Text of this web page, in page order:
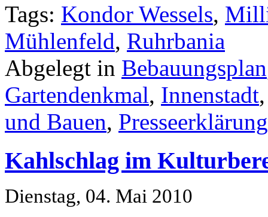
Tags: Kondor Wessels,
Mühlenfeld, Ruhrbania
Abgelegt in Bebauungsplan
Gartendenkmal, Innenstadt
und Bauen,
Kahlschlag im
Dienstag, 04. Mai 2010